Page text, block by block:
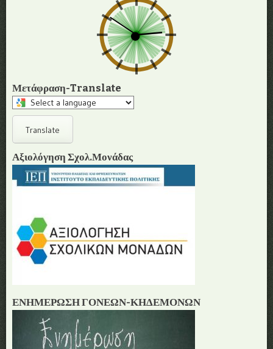
Μετάφραση-Translate
Select
a
language
to
translate
this
page
Translate
Αξιολόγηση Σχολ.Μονάδας
ΕΝΗΜΕΡΩΣΗ ΓΟΝΕΩΝ-ΚΗΔΕΜΟΝΩΝ